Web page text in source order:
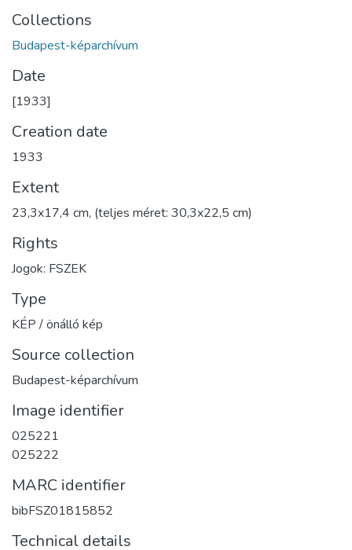
Collections
Budapest-képarchívum
Date
[1933]
Creation date
1933
Extent
23,3x17,4 cm, (teljes méret: 30,3x22,5 cm)
Rights
Jogok: FSZEK
Type
KÉP / önálló kép
Source collection
Budapest-képarchívum
Image identifier
025221
025222
MARC identifier
bibFSZ01815852
Technical details